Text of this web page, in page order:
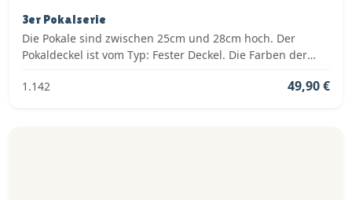
3er Pokalserie
Die Pokale sind zwischen 25cm und 28cm hoch. Der
Pokaldeckel ist vom Typ: Fester Deckel. Die Farben der
1.142
49,90 €